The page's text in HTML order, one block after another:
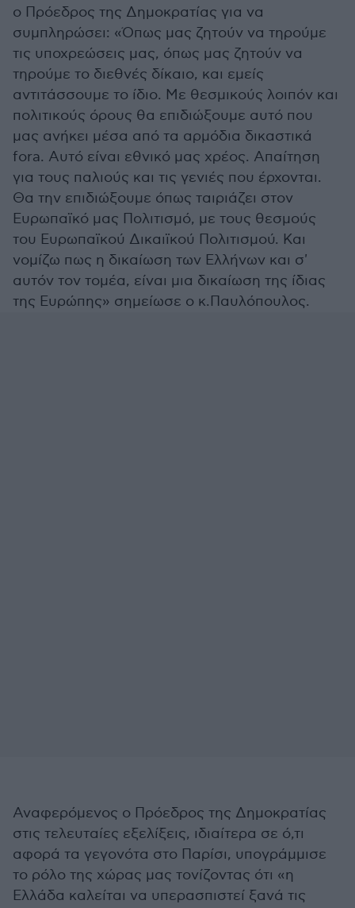
ο Πρόεδρος της Δημοκρατίας για να
συμπληρώσει: «Όπως μας ζητούν να τηρούμε
τις υποχρεώσεις μας, όπως μας ζητούν να
τηρούμε το διεθνές δίκαιο, και εμείς
αντιτάσσουμε το ίδιο. Με θεσμικούς λοιπόν και
πολιτικούς όρους θα επιδιώξουμε αυτό που
μας ανήκει μέσα από τα αρμόδια δικαστικά
fora. Αυτό είναι εθνικό μας χρέος. Απαίτηση
για τους παλιούς και τις γενιές που έρχονται.
Θα την επιδιώξουμε όπως ταιριάζει στον
Ευρωπαϊκό μας Πολιτισμό, με τους θεσμούς
του Ευρωπαϊκού Δικαιϊκού Πολιτισμού. Και
νομίζω πως η δικαίωση των Ελλήνων και σ'
αυτόν τον τομέα, είναι μια δικαίωση της ίδιας
της Ευρώπης» σημείωσε ο κ.Παυλόπουλος.
Αναφερόμενος ο Πρόεδρος της Δημοκρατίας
στις τελευταίες εξελίξεις, ιδιαίτερα σε ό,τι
αφορά τα γεγονότα στο Παρίσι, υπογράμμισε
το ρόλο της χώρας μας τονίζοντας ότι «η
Ελλάδα καλείται να υπερασπιστεί ξανά τις